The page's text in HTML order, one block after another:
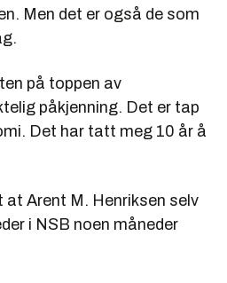
Men det er også de som
på toppen av
påkjenning. Det er tap
Det har tatt meg 10 år å
Arent M. Henriksen selv
i NSB noen måneder